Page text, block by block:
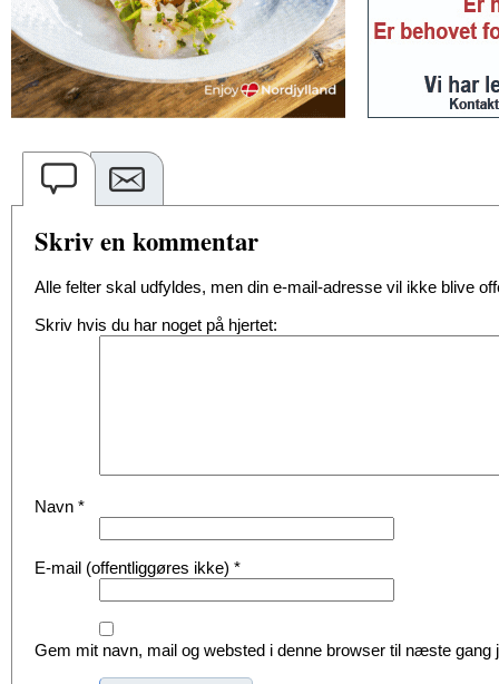
Skriv en kommentar
Alle felter skal udfyldes, men din e-mail-adresse vil ikke blive
Skriv hvis du har noget på hjertet:
Navn *
E-mail (offentliggøres ikke) *
Gem mit navn, mail og websted i denne browser til næste gang